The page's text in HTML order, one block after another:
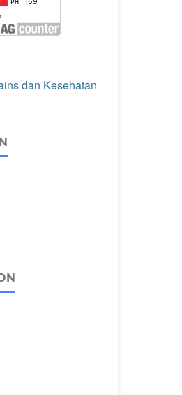
dan Kesehatan